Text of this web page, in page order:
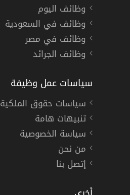
وظائف اليوم
وظائف في السعودية
وظائف في مصر
وظائف الجرائد
سياسات عمل وظيفة
سياسات حقوق الملكية
تنبيهات هامة
سياسة الخصوصية
من نحن
إتصل بنا